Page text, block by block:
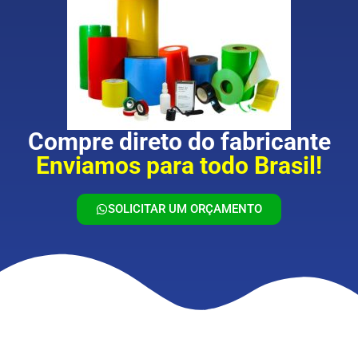
Compre direto do fabricante
Enviamos para todo Brasil!
SOLICITAR UM ORÇAMENTO